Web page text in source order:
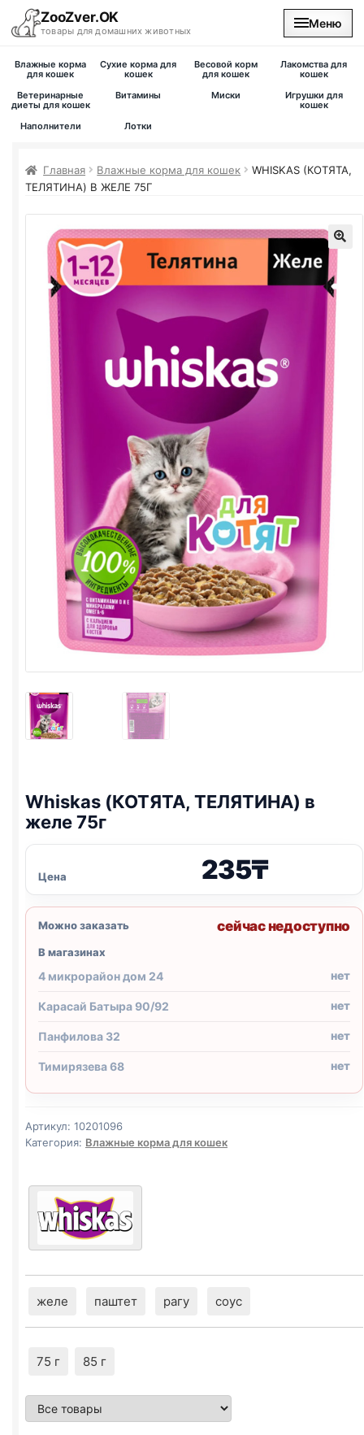
ZooZver.OK
товары для домашних животных
Меню
На главную
Влажные корма
для кошек
Сухие корма для
кошек
Весовой корм
для кошек
Лакомства для
кошек
Ветеринарные
диеты для кошек
Витамины Миски
Игрушки для
кошек
Наполнители
Лотки
Главная Влажные корма для кошек
WHISKAS (КОТЯТА,
ТЕЛЯТИНА) В ЖЕЛЕ 75Г
Whiskas (КОТЯТА, ТЕЛЯТИНА) в
желе 75г
Цена 235₸
Можно заказать сейчас недоступно
В магазинах
4 микрорайон дом 24 нет
Карасай Батыра 90/92 нет
Панфилова 32 нет
Тимирязева 68 нет
Артикул: 10201096
Категория: Влажные корма для кошек
желе паштет рагу соус
75 г 85 г